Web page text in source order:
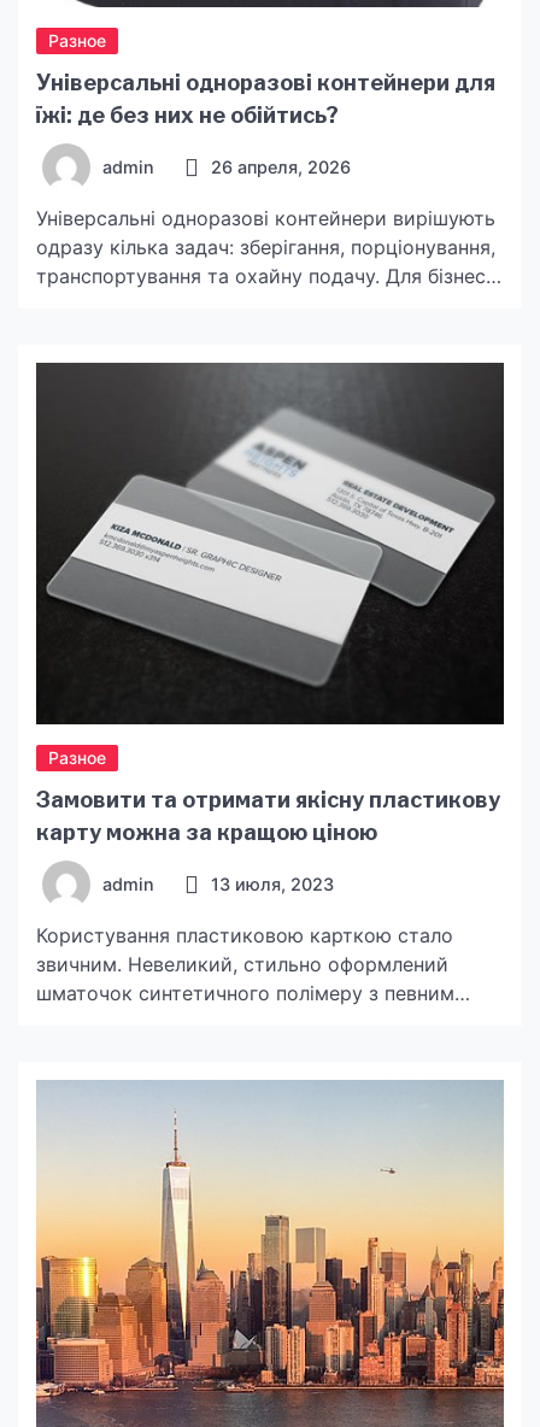
Разное
Універсальні одноразові контейнери для
їжі: де без них не обійтись?
admin 26 апреля, 2026
Універсальні одноразові контейнери вирішують
одразу кілька задач: зберігання, порціонування,
транспортування та охайну подачу. Для бізнесу
доставки до фасування в рітейлі. Коли тара
прискорюється робота персоналу й
спрощується логістика. Підібрати варіанти під
ваш формат можна через https://plus-
pack.com.ua/ua/g14807608-upakovka-
universalnaya. Де […]
Разное
Замовити та отримати якісну пластикову
карту можна за кращою ціною
admin 13 июля, 2023
Користування пластиковою карткою стало
звичним. Невеликий, стильно оформлений
шматочок синтетичного полімеру з певним
здійснювати купівлю товару, оплачувати
рахунки та низку послуг, підтвердити право на
знижку чи участь в акції, може замінити
пропускне посвідчення. Тому потреба в таких
шматочках полімеру зростає, і все більше
підприємств, […]